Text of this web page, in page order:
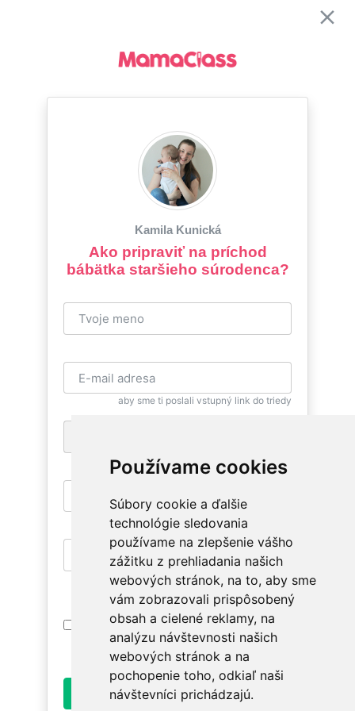
Používame cookies
Súbory cookie a ďalšie
technológie sledovania
používame na zlepšenie vášho
zážitku z prehliadania našich
webových stránok, na to, aby sme
vám zobrazovali prispôsobený
obsah a cielené reklamy, na
analýzu návštevnosti našich
webových stránok a na
pochopenie toho, odkiaľ naši
návštevníci prichádzajú.
Kamila Kunická
Ako pripraviť na príchod
bábätka staršieho súrodenca?
aby sme ti poslali vstupný link do triedy
pre zaslanie bezplatnej SMS pripomienky
aby si sa mohla znovu vrátiť
aby si mala prístup na relevantné triedy
Prihlásením súhlasím sPodmienkami
Používania. Oboznám sa prosím ako
spracúvame údaje v
Ochrane osobných údajov
Odoslať